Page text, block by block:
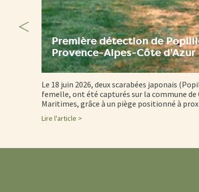
Première détection de
Provence-Alpes-Côte d'Azur
Le 18 juin 2026, deux scarabées japonais
femelle, ont été capturés sur la commune de
Maritimes, grâce à un piège positionné à
Lire l'article >